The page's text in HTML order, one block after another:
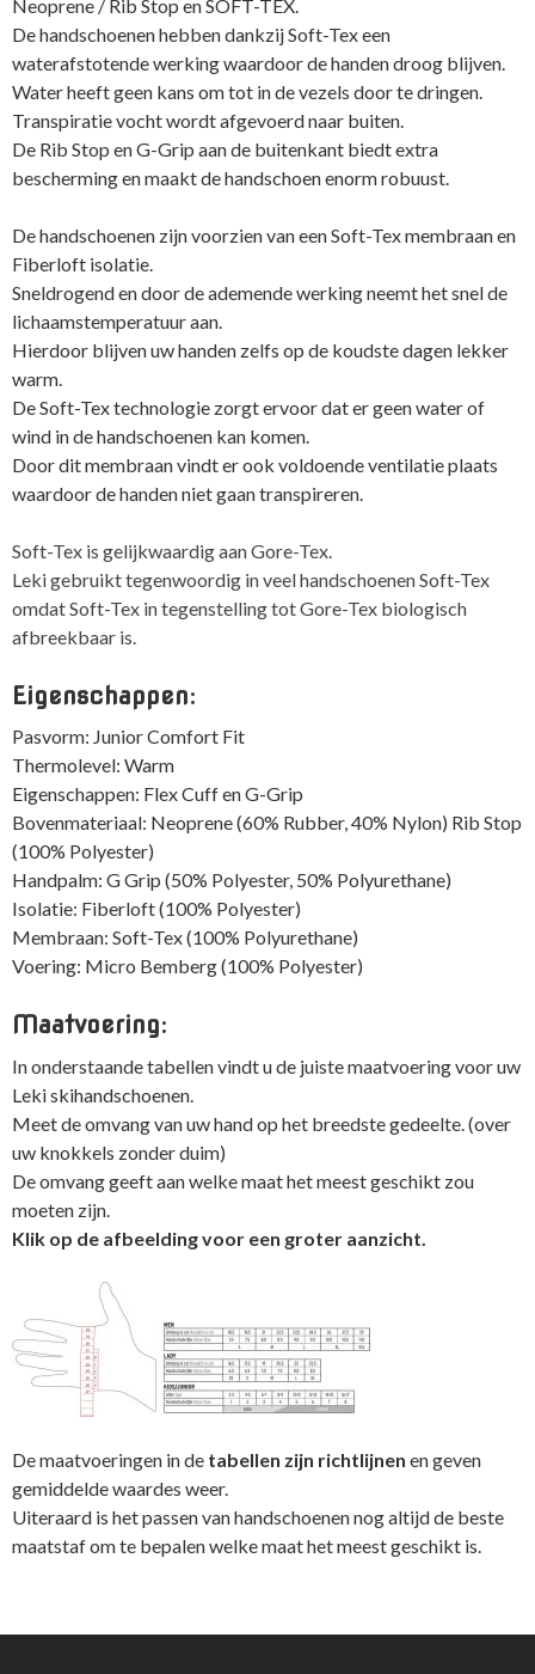
Neoprene / Rib Stop en SOFT-TEX.
De handschoenen hebben dankzij Soft-Tex een
waterafstotende werking waardoor de handen droog blijven.
Water heeft geen kans om tot in de vezels door te dringen.
Transpiratie vocht wordt afgevoerd naar buiten.
De Rib Stop en G-Grip aan de buitenkant biedt extra
bescherming en maakt de handschoen enorm robuust.
De handschoenen zijn voorzien van een Soft-Tex membraan en
Fiberloft isolatie.
Sneldrogend en door de ademende werking neemt het snel de
lichaamstemperatuur aan.
Hierdoor blijven uw handen zelfs op de koudste dagen lekker
warm.
De Soft-Tex technologie zorgt ervoor dat er geen water of
wind in de handschoenen kan komen.
Door dit membraan vindt er ook voldoende ventilatie plaats
waardoor de handen niet gaan transpireren.
Soft-Tex is gelijkwaardig aan Gore-Tex.
Leki gebruikt tegenwoordig in veel handschoenen Soft-Tex
omdat Soft-Tex in tegenstelling tot Gore-Tex biologisch
afbreekbaar is.
Eigenschappen:
Pasvorm: Junior Comfort Fit
Thermolevel: Warm
Eigenschappen: Flex Cuff en G-Grip
Bovenmateriaal: Neoprene (60% Rubber, 40% Nylon) Rib Stop
(100% Polyester)
Handpalm: G Grip (50% Polyester, 50% Polyurethane)
Isolatie: Fiberloft (100% Polyester)
Membraan: Soft-Tex (100% Polyurethane)
Voering: Micro Bemberg (100% Polyester)
Maatvoering:
In onderstaande tabellen vindt u de juiste maatvoering voor uw
Leki skihandschoenen.
Meet de omvang van uw hand op het breedste gedeelte. (over
uw knokkels zonder duim)
De omvang geeft aan welke maat het meest geschikt zou
moeten zijn.
Klik op de afbeelding voor een groter aanzicht.
De maatvoeringen in de tabellen zijn richtlijnen en geven
gemiddelde waardes weer.
Uiteraard is het passen van handschoenen nog altijd de beste
maatstaf om te bepalen welke maat het meest geschikt is.